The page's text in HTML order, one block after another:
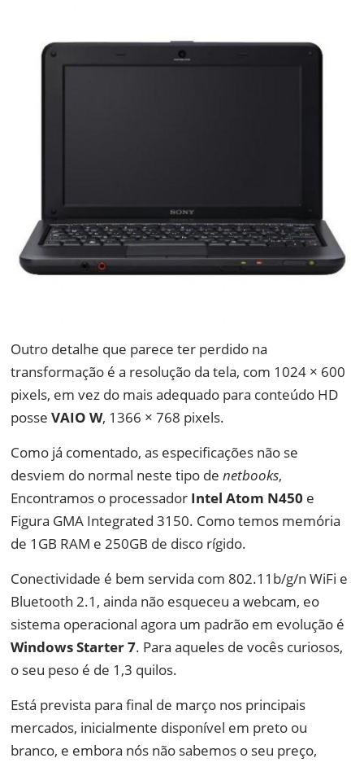
Outro detalhe que parece ter perdido na
transformação é a resolução da tela, com 1024 × 600
pixels, em vez do mais adequado para conteúdo HD
posseVAIO W, 1366 × 768 pixels.
Como já comentado, as especificações não se
desviem do normal neste tipo denetbooks,
Encontramos o processador Intel Atom N450 e
Figura GMA Integrated 3150. Como temos memória
de 1GB RAM e 250GB de disco rígido.
Conectividade é bem servida com 802.11b/g/n WiFi e
Bluetooth 2.1, ainda não esqueceu a webcam, eo
sistema operacional agora um padrão em evolução é
Windows Starter 7. Para aqueles de vocês curiosos,
o seu peso é de 1,3 quilos.
Está prevista para final de março nos principais
mercados, inicialmente disponível em preto ou
branco, e embora nós não sabemos o seu preço,